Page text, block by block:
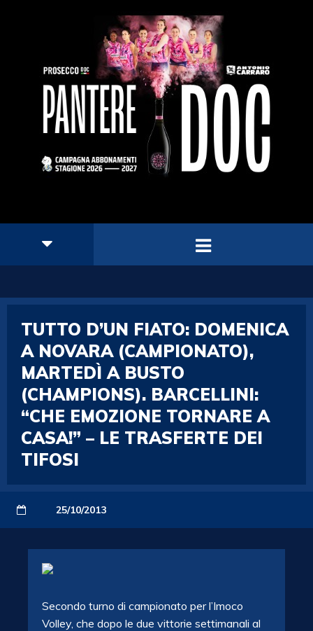
TUTTO D’UN FIATO: DOMENICA
A NOVARA (CAMPIONATO),
MARTEDÌ A BUSTO
(CHAMPIONS). BARCELLINI:
“CHE EMOZIONE TORNARE A
CASA!” – LE TRASFERTE DEI
TIFOSI
25/10/2013
Secondo turno di campionato per l’Imoco
Volley, che dopo le due vittorie settimanali al